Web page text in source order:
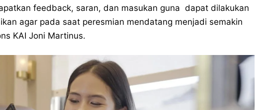
feedback, saran, dan masukan guna dapat dilakukan
agar pada saat peresmian mendatang menjadi semakin
KAI Joni Martinus.